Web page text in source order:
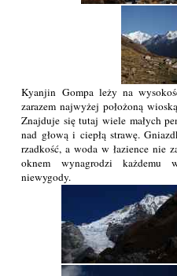
Kyanjin Gompa leży na
zarazem najwyżej położoną
Znajduje się tutaj wiele małych
nad głową i ciepłą strawę.
rzadkość, a woda w łazience nie
oknem wynagrodzi każdemu
niewygody.